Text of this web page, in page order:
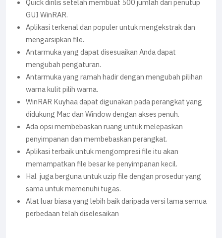
Quick dirilis setelah membuat 500 jumlah dari penutup
GUI WinRAR.
Aplikasi terkenal dan populer untuk mengekstrak dan
mengarsipkan file.
Antarmuka yang dapat disesuaikan Anda dapat
mengubah pengaturan.
Antarmuka yang ramah hadir dengan mengubah pilihan
warna kulit pilih warna.
WinRAR Kuyhaa dapat digunakan pada perangkat yang
didukung Mac dan Window dengan akses penuh.
Ada opsi membebaskan ruang untuk melepaskan
penyimpanan dan membebaskan perangkat.
Aplikasi terbaik untuk mengompresi file itu akan
memampatkan file besar ke penyimpanan kecil.
Hal juga berguna untuk uzip file dengan prosedur yang
sama untuk memenuhi tugas.
Alat luar biasa yang lebih baik daripada versi lama semua
perbedaan telah diselesaikan